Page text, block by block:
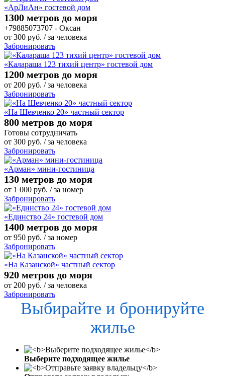
«АрЛиАн» гостевой дом
1300 метров до моря
+79885073707 - Оксан
от 300 руб. / за человека
Забронировать
«Калараша 123 тихий центр» гостевой дом
1200 метров до моря
от 200 руб. / за человека
Забронировать
«На Шевченко 20» частный сектор
800 метров до моря
Готовы сотрудничать
от 300 руб. / за человека
Забронировать
«Арман» мини-гостиница
130 метров до моря
от 1 000 руб. / за номер
Забронировать
«Единство 24» гостевой дом
1400 метров до моря
от 950 руб. / за номер
Забронировать
«На Казанской» частный сектор
920 метров до моря
от 200 руб. / за человека
Забронировать
Выбирайте и бронируйте
жилье
Выберите подходящее жилье